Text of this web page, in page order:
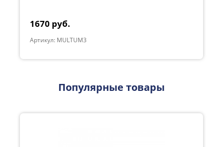
1670 руб.
Артикул: MULTUM3
Популярные товары